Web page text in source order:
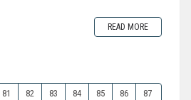
READ MORE
81 82 83 84 85 86
87